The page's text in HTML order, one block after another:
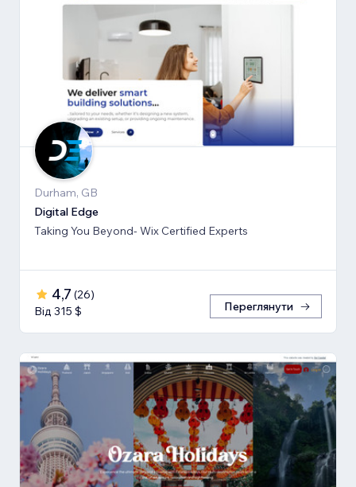
Durham, GB
Digital Edge
Taking You Beyond- Wix Certified Experts
4,7 (26)
Від 315 $
Переглянути